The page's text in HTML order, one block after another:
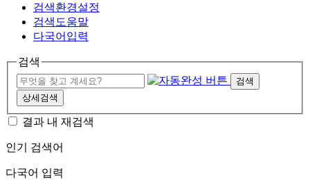
검색환경설정
검색도움말
다국어입력
검색
검색
상세검색
결과 내 재검색
인기 검색어
다국어 입력